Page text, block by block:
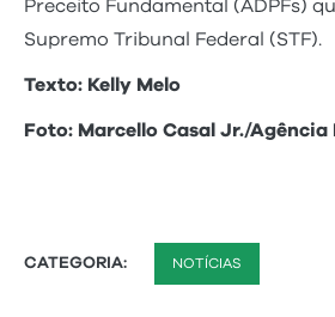
Preceito Fundamental (ADPFs)
Supremo Tribunal Federal (STF).
Texto: Kelly Melo
Foto: Marcello Casal Jr./Agência
CATEGORIA: NOTÍCIAS